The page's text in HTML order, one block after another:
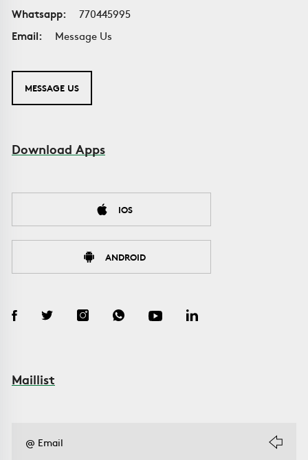
Whatsapp:
770445995
Email:
Message Us
MESSAGE US
Download Apps
IOS
ANDROID
Maillist